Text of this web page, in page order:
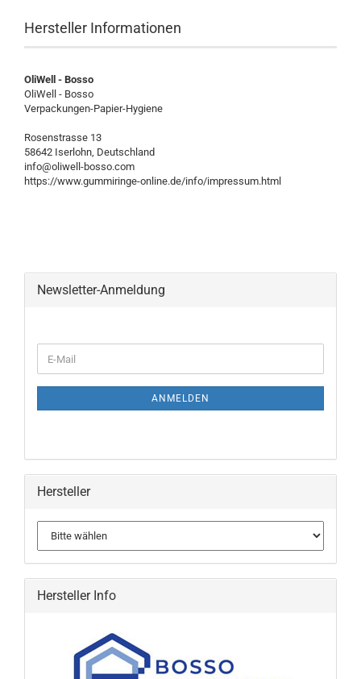
Hersteller Informationen
OliWell - Bosso
OliWell - Bosso
Verpackungen-Papier-Hygiene
Rosenstrasse 13
58642 Iserlohn, Deutschland
info@oliwell-bosso.com
https://www.gummiringe-online.de/info/impressum.html
Newsletter-Anmeldung
ZUR
E-
Mail
ANMELDEN
Hersteller
Hersteller Info